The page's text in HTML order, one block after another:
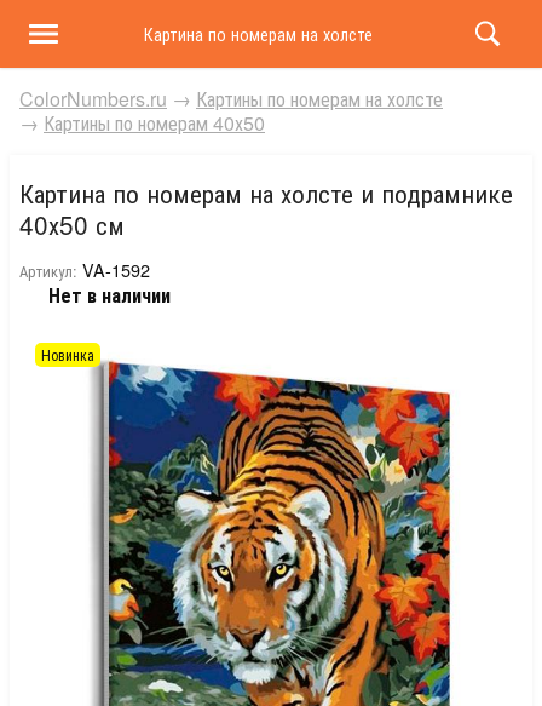
Картина по номерам на холсте и подрамнике 40х50
ColorNumbers.ru → Картины по номерам на холсте
→ Картины по номерам 40х50
Картина по номерам на холсте и подрамнике
40х50 см
Артикул: VA-1592
Нет в наличии
Новинка